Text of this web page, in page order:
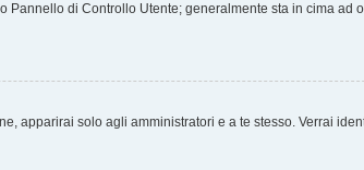
di Controllo Utente; generalmente sta in cima ad
apparirai solo agli amministratori e a te stesso. Verrai